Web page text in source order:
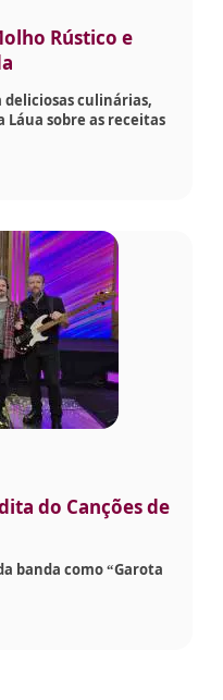
Rústico e
deliciosas culinárias,
sobre as receitas
do Canções de
banda como “Garota